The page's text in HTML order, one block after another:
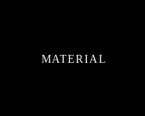
MATERIAL